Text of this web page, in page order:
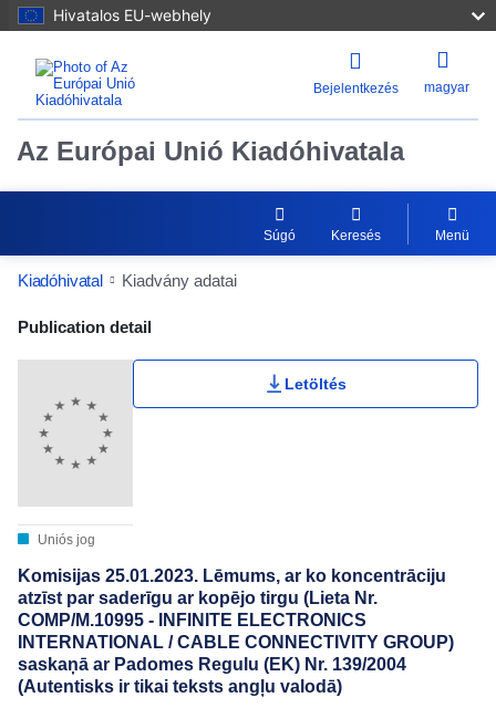
Hivatalos EU-webhely
Bejelentkezés magyar
Az Európai Unió Kiadóhivatala
Súgó Keresés Menü
Kiadóhivatal Kiadvány adatai
Publication Detail Actions Portlet
Publication detail
Uniós jog
Letöltés
Komisijas 25.01.2023. Lēmums, ar ko koncentrāciju
atzīst par saderīgu ar kopējo tirgu (Lieta Nr.
COMP/M.10995 - INFINITE ELECTRONICS
INTERNATIONAL / CABLE CONNECTIVITY GROUP)
saskaņā ar Padomes Regulu (EK) Nr. 139/2004
(Autentisks ir tikai teksts angļu valodā)